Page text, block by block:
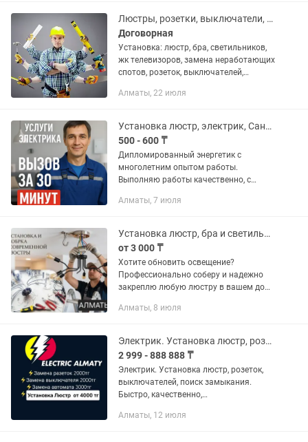
Люстры, розетки, выключатели, споты, установка профессионально.
Договорная
Установка: люстр, бра, светильников,
жк телевизоров, замена неработающих
спотов, розеток, выключателей,
стиральные машинки, сифоны, замена
Алматы, 22 июля
Установка люстр, электрик, Сантехник, мастер на все руки вызов за 30 минут
500 - 600 ₸
Дипломированный энергетик с
многолетним опытом работы.
Выполняю работы качественно, с
Предлагаю гибкие цены — как на
устранение...
Алматы, 7 июля
Установка люстр, бра и светильников.
от 3 000 ₸
Хотите обновить освещение?
Профессионально соберу и надежно
закреплю любую люстру в вашем доме
монтаж люстр любой сложности
Алматы, 8 июля
Электрик. Установка люстр, розеток. Поиск замыканий
2 999 - 888 888 ₸
Электрик. Установка люстр, розеток,
выключателей, поиск замыкания.
Быстро, качественно,
для вас время. Выполняю как мелкий
Алматы, 12 июля